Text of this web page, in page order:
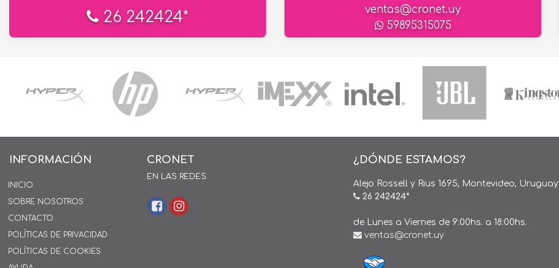
26 242424*
ventas@cronet.uy
59895315075
INFORMACIÓN
INICIO
SOBRE NOSOTROS
CONTACTO
POLÍTICAS DE PRIVACIDAD
POLÍTICAS DE COOKIES
CRONET
EN LAS REDES
¿DÓNDE ESTAMOS?
Alejo Rossell y Rius 1695, Montevideo, Uruguay
26 242424*
de Lunes a Viernes de 9:00hs. a 18:00hs.
ventas@cronet.uy